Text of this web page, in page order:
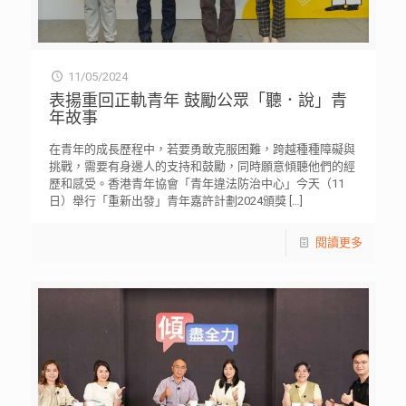
11/05/2024
表揚重回正軌青年 鼓勵公眾「聽．說」青
年故事
在青年的成長歷程中，若要勇敢克服困難，跨越種種障礙與
挑戰，需要有身邊人的支持和鼓勵，同時願意傾聽他們的經
歷和感受。香港青年協會「青年違法防治中心」今天（11
日）舉行「重新出發」青年嘉許計劃2024頒獎[…]
閱讀更多